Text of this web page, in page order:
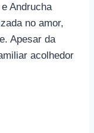
Andrucha
no amor,
Apesar da
acolhedor